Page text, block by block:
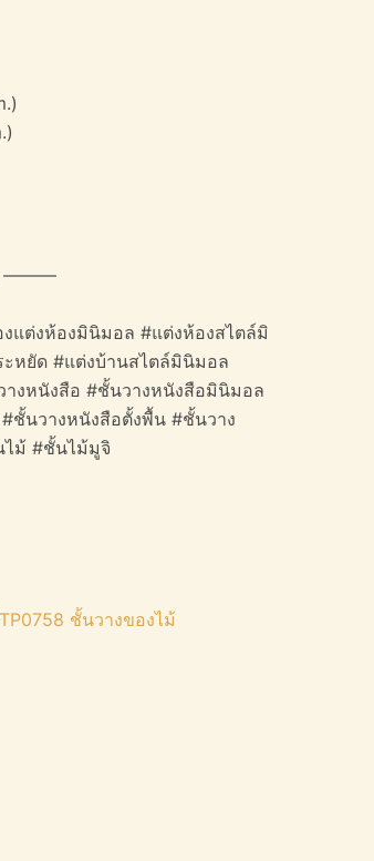
———
แต่งห้องมินิมอล #แต่งห้องสไตล์มิ
หยัด #แต่งบ้านสไตล์มินิมอล
างหนังสือ #ชั้นวางหนังสือมินิมอล
ชั้นวางหนังสือตั้งพื้น #ชั้นวาง
ไม้ #ชั้นไม้มูจิ